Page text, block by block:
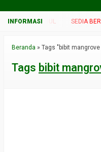
UNGGUL SEDIA
Beranda » Tags "bibit mangrove
Tags bibit